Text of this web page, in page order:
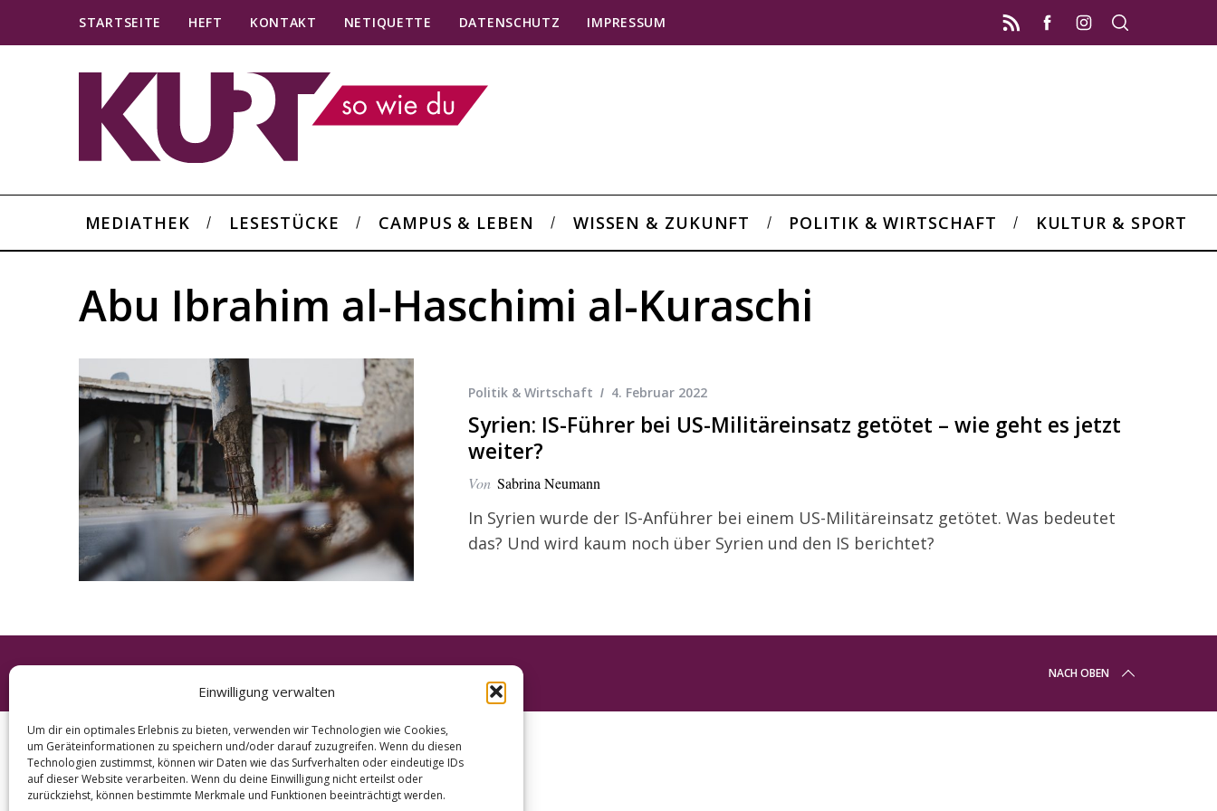
Einwilligung verwalten
Um dir ein optimales Erlebnis zu bieten, verwenden wir Technologien wie Cookies,
um Geräteinformationen zu speichern und/oder darauf zuzugreifen. Wenn du diesen
Technologien zustimmst, können wir Daten wie das Surfverhalten oder eindeutige IDs
auf dieser Website verarbeiten. Wenn du deine Einwilligung nicht erteilst oder
zurückziehst, können bestimmte Merkmale und Funktionen beeinträchtigt werden.
STARTSEITE HEFT KONTAKT NETIQUETTE DATENSCHUTZ IMPRESSUM
MEDIATHEK LESESTÜCKE CAMPUS & LEBEN WISSEN & ZUKUNFT POLITIK & WIRTSCHAFT KULTUR & SPORT
Abu Ibrahim al-Haschimi al-Kuraschi
Politik & Wirtschaft 4. Februar 2022
Syrien: IS-Führer bei US-Militäreinsatz getötet – wie geht es jetzt
weiter?
Von Sabrina Neumann
In Syrien wurde der IS-Anführer bei einem US-Militäreinsatz getötet. Was bedeutet
das? Und wird kaum noch über Syrien und den IS berichtet?
NACH OBEN
S
a
c
h
f
o
r
: